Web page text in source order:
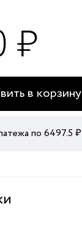
₽
в корзину
по 6497.5 ₽